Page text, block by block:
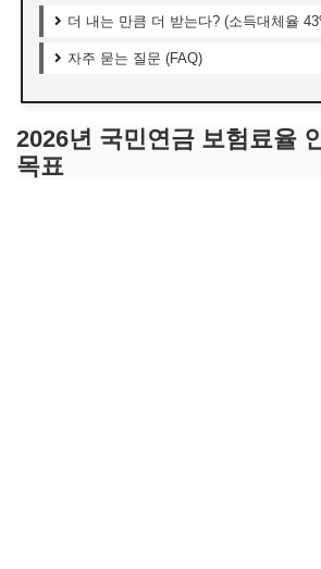
더 내는 만큼 더 받는다? (소득대체율
자주 묻는 질문 (FAQ)
2026년 국민연금 보험료율
목표